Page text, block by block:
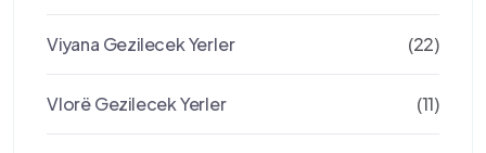
Viyana Gezilecek Yerler (22)
Vlorë Gezilecek Yerler (11)